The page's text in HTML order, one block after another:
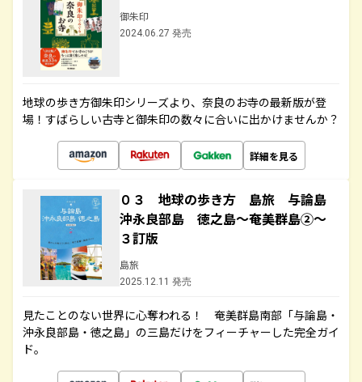
御朱印
2024.06.27 発売
地球の歩き方御朱印シリーズより、奈良のお寺の最新版が登
場！すばらしい古寺と御朱印の数々に合いに出かけませんか？
詳細を見る
０３ 地球の歩き方 島旅 与論島
沖永良部島 徳之島～奄美群島②～
３訂版
島旅
2025.12.11 発売
見たことのない世界に心奪われる！ 奄美群島南部「与論島・
沖永良部島・徳之島」の三島だけをフィーチャーした完全ガイ
ド。